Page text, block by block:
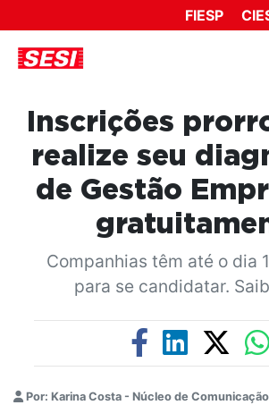
FIESP
Inscrições
realize seu
de Gestão
Companhias têm até o dia
para se candidatar.
Por: Karina Costa - Núcleo de Comunicação